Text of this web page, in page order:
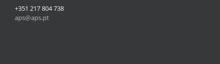
+351 217 804 738
aps@aps.pt